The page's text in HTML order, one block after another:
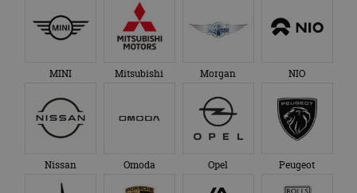
MINI Mitsubishi Morgan NIO
Nissan Omoda Opel Peugeot